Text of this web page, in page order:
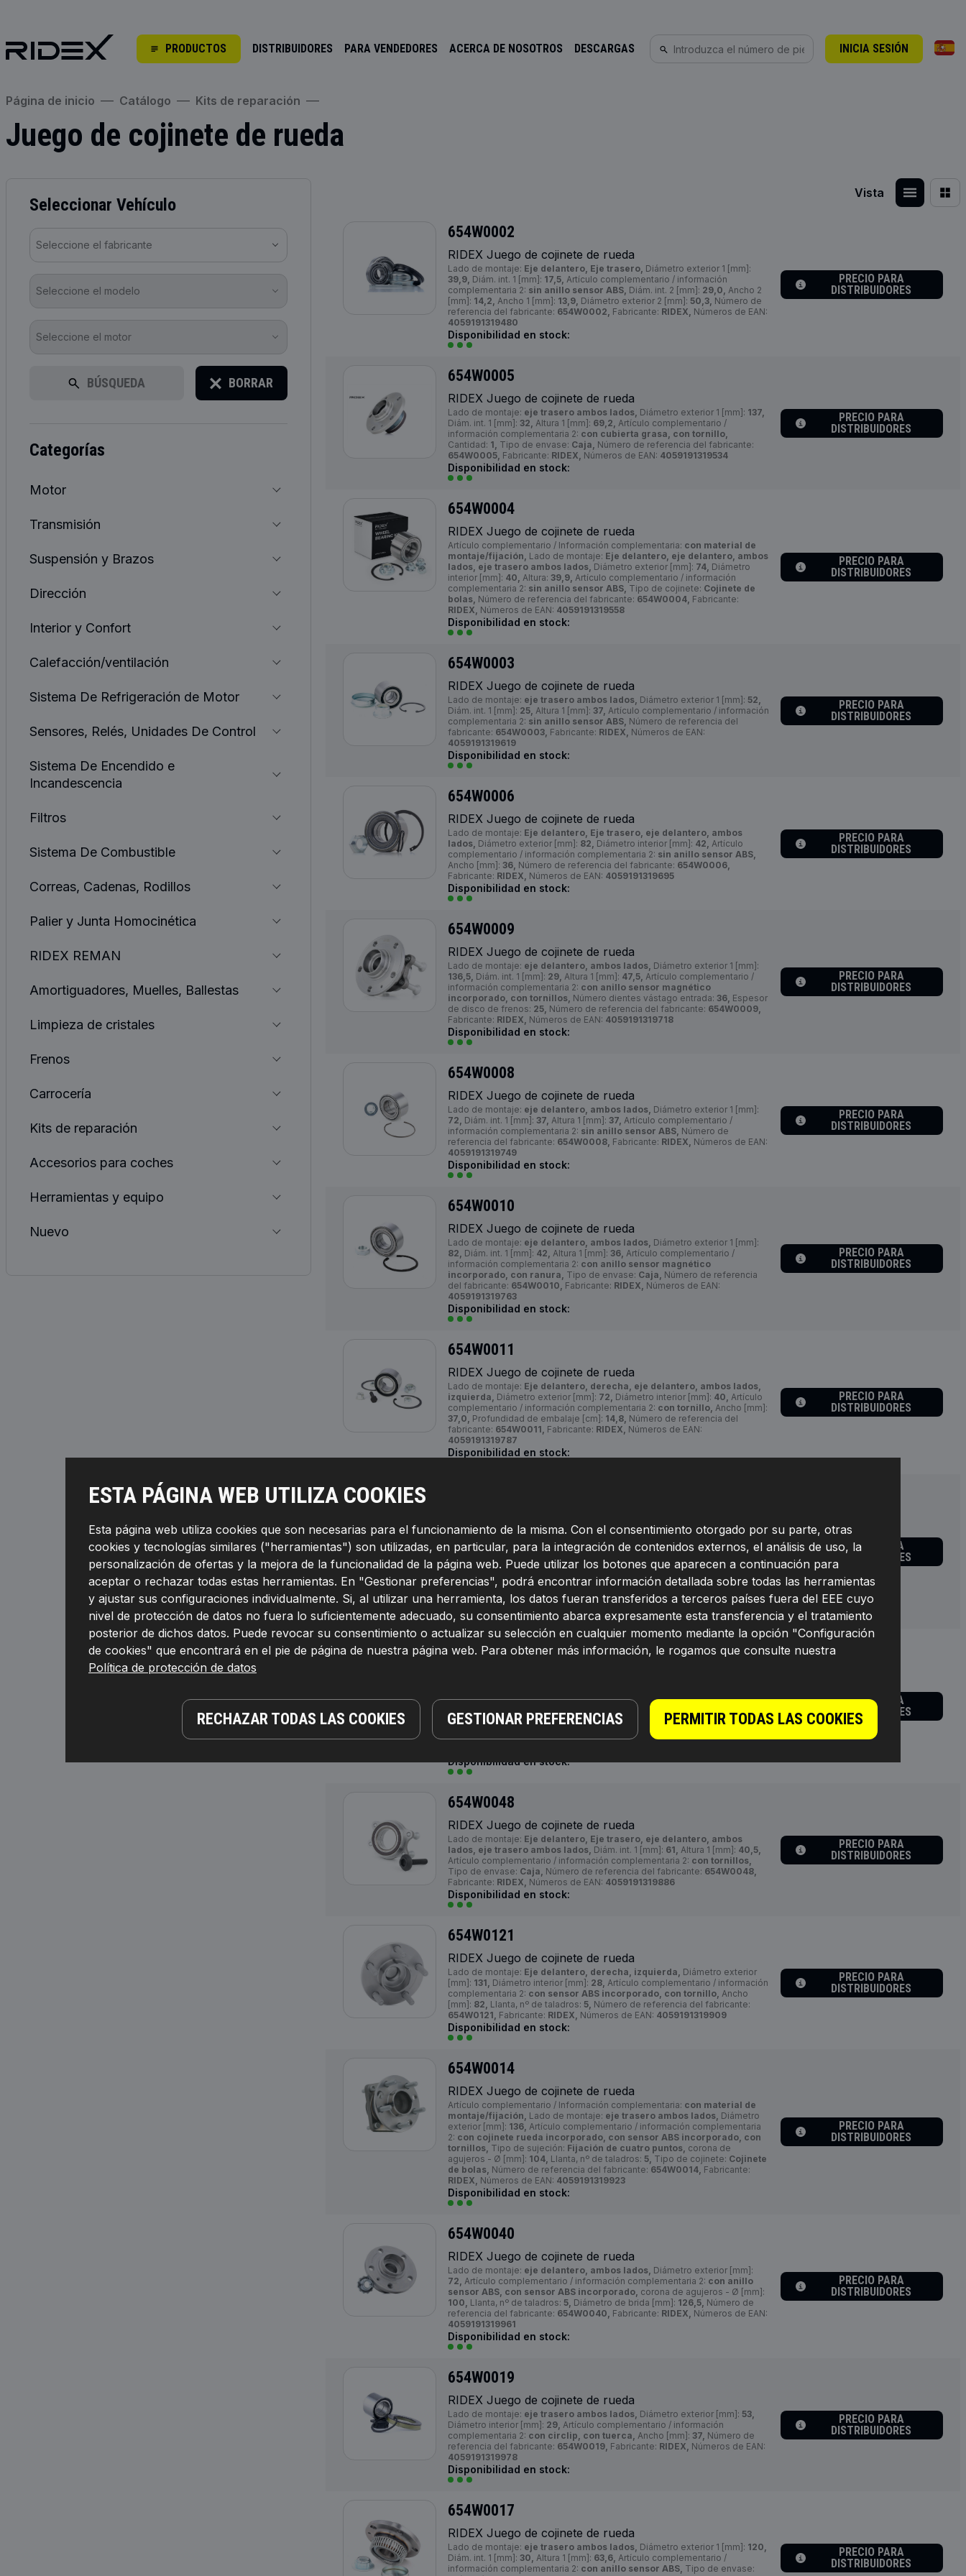
PRODUCTOS DISTRIBUIDORES PARA VENDEDORES ACERCA DE NOSOTROS DESCARGAS INICIA SESIÓN
ESTA PÁGINA WEB UTILIZA COOKIES
Esta página web utiliza cookies que son necesarias para el funcionamiento de la misma. Con el consentimiento otorgado por su parte, otras
cookies y tecnologías similares ("herramientas") son utilizadas, en particular, para la integración de contenidos externos, el análisis de uso, la
personalización de ofertas y la mejora de la funcionalidad de la página web. Puede utilizar los botones que aparecen a continuación para
aceptar o rechazar todas estas herramientas. En "Gestionar preferencias", podrá encontrar información detallada sobre todas las herramientas
y ajustar sus configuraciones individualmente. Si, al utilizar una herramienta, los datos fueran transferidos a terceros países fuera del EEE cuyo
nivel de protección de datos no fuera lo suficientemente adecuado, su consentimiento abarca expresamente esta transferencia y el tratamiento
posterior de dichos datos. Puede revocar su consentimiento o actualizar su selección en cualquier momento mediante la opción "Configuración
de cookies" que encontrará en el pie de página de nuestra página web. Para obtener más información, le rogamos que consulte nuestra
Política de protección de datos
RECHAZAR TODAS LAS COOKIES GESTIONAR PREFERENCIAS PERMITIR TODAS LAS COOKIES
Página de inicio Catálogo Kits de reparación
Juego de cojinete de rueda
Seleccionar Vehículo
Seleccione el fabricante
Seleccione el modelo
Seleccione el motor
BÚSQUEDA BORRAR
categorías
Motor
Transmisión
Suspensión y Brazos
Dirección
Interior y Confort
Calefacción/ventilación
Sistema De Refrigeración de Motor
Sensores, Relés, Unidades De Control
Sistema De Encendido e
Incandescencia
Filtros
Sistema De Combustible
Correas, Cadenas, Rodillos
Palier y Junta Homocinética
RIDEX REMAN
Amortiguadores, Muelles, Ballestas
Limpieza de cristales
Frenos
Carrocería
Kits de reparación
Accesorios para coches
Herramientas y equipo
Nuevo
Vista
654W0002
RIDEX Juego de cojinete de rueda
Lado de montaje: Eje delantero, Eje trasero, Diámetro exterior 1 [mm]:
39,9, Diám. int. 1 [mm]: 17,5, Artículo complementario / información
complementaria 2: sin anillo sensor ABS, Diám. int. 2 [mm]: 29,0, Ancho 2
[mm]: 14,2, Ancho 1 [mm]: 13,9, Diámetro exterior 2 [mm]: 50,3, Número de
referencia del fabricante: 654W0002, Fabricante: RIDEX, Números de EAN:
4059191319480
Disponibilidad en stock:
PRECIO PARA
DISTRIBUIDORES
654W0005
RIDEX Juego de cojinete de rueda
Lado de montaje: eje trasero ambos lados, Diámetro exterior 1 [mm]: 137,
Diám. int. 1 [mm]: 32, Altura 1 [mm]: 69,2, Artículo complementario /
información complementaria 2: con cubierta grasa, con tornillo,
Cantidad: 1, Tipo de envase: Caja, Número de referencia del fabricante:
654W0005, Fabricante: RIDEX, Números de EAN: 4059191319534
Disponibilidad en stock:
PRECIO PARA
DISTRIBUIDORES
654W0004
RIDEX Juego de cojinete de rueda
Artículo complementario / Información complementaria: con material de
montaje/fijación, Lado de montaje: Eje delantero, eje delantero, ambos
lados, eje trasero ambos lados, Diámetro exterior [mm]: 74, Diámetro
interior [mm]: 40, Altura: 39,9, Artículo complementario / información
complementaria 2: sin anillo sensor ABS, Tipo de cojinete: Cojinete de
bolas, Número de referencia del fabricante: 654W0004, Fabricante:
RIDEX, Números de EAN: 4059191319558
Disponibilidad en stock:
PRECIO PARA
DISTRIBUIDORES
654W0003
RIDEX Juego de cojinete de rueda
Lado de montaje: eje trasero ambos lados, Diámetro exterior 1 [mm]: 52,
Diám. int. 1 [mm]: 25, Altura 1 [mm]: 37, Artículo complementario / información
complementaria 2: sin anillo sensor ABS, Número de referencia del
fabricante: 654W0003, Fabricante: RIDEX, Números de EAN:
4059191319619
Disponibilidad en stock:
PRECIO PARA
DISTRIBUIDORES
654W0006
RIDEX Juego de cojinete de rueda
Lado de montaje: Eje delantero, Eje trasero, eje delantero, ambos
lados, Diámetro exterior [mm]: 82, Diámetro interior [mm]: 42, Artículo
complementario / información complementaria 2: sin anillo sensor ABS,
Ancho [mm]: 36, Número de referencia del fabricante: 654W0006,
Fabricante: RIDEX, Números de EAN: 4059191319695
Disponibilidad en stock:
PRECIO PARA
DISTRIBUIDORES
654W0009
RIDEX Juego de cojinete de rueda
Lado de montaje: eje delantero, ambos lados, Diámetro exterior 1 [mm]:
136,5, Diám. int. 1 [mm]: 29, Altura 1 [mm]: 47,5, Artículo complementario /
información complementaria 2: con anillo sensor magnético
incorporado, con tornillos, Número dientes vástago entrada: 36, Espesor
de disco de frenos: 25, Número de referencia del fabricante: 654W0009,
Fabricante: RIDEX, Números de EAN: 4059191319718
Disponibilidad en stock:
PRECIO PARA
DISTRIBUIDORES
654W0008
RIDEX Juego de cojinete de rueda
Lado de montaje: eje delantero, ambos lados, Diámetro exterior 1 [mm]:
72, Diám. int. 1 [mm]: 37, Altura 1 [mm]: 37, Artículo complementario /
información complementaria 2: sin anillo sensor ABS, Número de
referencia del fabricante: 654W0008, Fabricante: RIDEX, Números de EAN:
4059191319749
Disponibilidad en stock:
PRECIO PARA
DISTRIBUIDORES
654W0010
RIDEX Juego de cojinete de rueda
Lado de montaje: eje delantero, ambos lados, Diámetro exterior 1 [mm]:
82, Diám. int. 1 [mm]: 42, Altura 1 [mm]: 36, Artículo complementario /
información complementaria 2: con anillo sensor magnético
incorporado, con ranura, Tipo de envase: Caja, Número de referencia
del fabricante: 654W0010, Fabricante: RIDEX, Números de EAN:
4059191319763
Disponibilidad en stock:
PRECIO PARA
DISTRIBUIDORES
654W0011
RIDEX Juego de cojinete de rueda
Lado de montaje: Eje delantero, derecha, eje delantero, ambos lados,
izquierda, Diámetro exterior [mm]: 72, Diámetro interior [mm]: 40, Artículo
complementario / información complementaria 2: con tornillo, Ancho [mm]:
37,0, Profundidad de embalaje [cm]: 14,8, Número de referencia del
fabricante: 654W0011, Fabricante: RIDEX, Números de EAN:
4059191319787
Disponibilidad en stock:
PRECIO PARA
DISTRIBUIDORES
Lado de montaje:eje delantero, ambos lados,Diámetro exterior [mm]:
Diámetro interior [mm]:
Artículo complementario / información
complementaria 2:con tornillos,Medida de rosca:M14x1,5,Número de
piezas necesarias:2,Ancho [mm]:82,Distancia de los taladros de sujeción
[mm]:
Diámetro de brida [mm]:
[kg]:3,02,Número de referencia del fabricante:654W0013,Fabricante:
RIDEX,Números de EAN:4059191319800
Disponibilidad en stock:
PRECIO PARA
DISTRIBUIDORES
654W0020
con anillo sensor magnético
incorporado, con cojinete rueda, con cubierta grasa, con tornillo,
Medida de rosca: M14x1,5,Distancia de los taladros de sujeción [mm]:112,
Tipo de envase:Caja,Número de referencia del fabricante:654W0020,
Disponibilidad en stock:
PRECIO PARA
DISTRIBUIDORES
654W0048
RIDEX Juego de cojinete de rueda
Lado de montaje: Eje delantero, Eje trasero, eje delantero, ambos
lados, eje trasero ambos lados, Diám. int. 1 [mm]: 61, Altura 1 [mm]: 40,5,
Artículo complementario / información complementaria 2: con tornillos,
Tipo de envase: Caja, Número de referencia del fabricante: 654W0048,
Fabricante: RIDEX, Números de EAN: 4059191319886
Disponibilidad en stock:
PRECIO PARA
DISTRIBUIDORES
654W0121
RIDEX Juego de cojinete de rueda
Lado de montaje: Eje delantero, derecha, izquierda, Diámetro exterior
[mm]: 131, Diámetro interior [mm]: 28, Artículo complementario / información
complementaria 2: con sensor ABS incorporado, con tornillo, Ancho
[mm]: 82, Llanta, nº de taladros: 5, Número de referencia del fabricante:
654W0121, Fabricante: RIDEX, Números de EAN: 4059191319909
Disponibilidad en stock:
PRECIO PARA
DISTRIBUIDORES
654W0014
RIDEX Juego de cojinete de rueda
Artículo complementario / Información complementaria: con material de
montaje/fijación, Lado de montaje: eje trasero ambos lados, Diámetro
exterior [mm]: 136, Artículo complementario / información complementaria
2: con cojinete rueda incorporado, con sensor ABS incorporado, con
tornillos, Tipo de sujeción: Fijación de cuatro puntos, corona de
agujeros - Ø [mm]: 104, Llanta, nº de taladros: 5, Tipo de cojinete: Cojinete
de bolas, Número de referencia del fabricante: 654W0014, Fabricante:
RIDEX, Números de EAN: 4059191319923
Disponibilidad en stock:
PRECIO PARA
DISTRIBUIDORES
654W0040
RIDEX Juego de cojinete de rueda
Lado de montaje: eje delantero, ambos lados, Diámetro exterior [mm]:
72, Artículo complementario / información complementaria 2: con anillo
sensor ABS, con sensor ABS incorporado, corona de agujeros - Ø [mm]:
100, Llanta, nº de taladros: 5, Diámetro de brida [mm]: 126,5, Número de
referencia del fabricante: 654W0040, Fabricante: RIDEX, Números de EAN:
4059191319961
Disponibilidad en stock:
PRECIO PARA
DISTRIBUIDORES
654W0019
RIDEX Juego de cojinete de rueda
Lado de montaje: eje trasero ambos lados, Diámetro exterior [mm]: 53,
Diámetro interior [mm]: 29, Artículo complementario / información
complementaria 2: con circlip, con tuerca, Ancho [mm]: 37, Número de
referencia del fabricante: 654W0019, Fabricante: RIDEX, Números de EAN:
4059191319978
Disponibilidad en stock:
PRECIO PARA
DISTRIBUIDORES
654W0017
RIDEX Juego de cojinete de rueda
Lado de montaje: eje trasero ambos lados, Diámetro exterior 1 [mm]: 120,
Diám. int. 1 [mm]: 30, Altura 1 [mm]: 63,6, Artículo complementario /
información complementaria 2: con anillo sensor ABS, Tipo de envase:
PRECIO PARA
DISTRIBUIDORES